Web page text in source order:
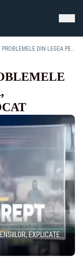
LECȚIA DE DREPT. PROBLEMELE DIN LEGEA PENSIILOR, EXPLICATE DE UN AVOCAT
EXPLICATE